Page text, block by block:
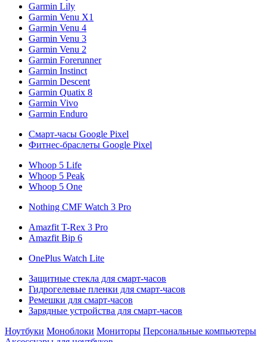
Garmin Lily
Garmin Venu X1
Garmin Venu 4
Garmin Venu 3
Garmin Venu 2
Garmin Forerunner
Garmin Instinct
Garmin Descent
Garmin Quatix 8
Garmin Vivo
Garmin Enduro
Смарт-часы Google Pixel
Фитнес-браслеты Google Pixel
Whoop 5 Life
Whoop 5 Peak
Whoop 5 One
Nothing CMF Watch 3 Pro
Amazfit T-Rex 3 Pro
Amazfit Bip 6
OnePlus Watch Lite
Защитные стекла для смарт-часов
Гидрогелевые пленки для смарт-часов
Ремешки для смарт-часов
Зарядные устройства для смарт-часов
Ноутбуки Моноблоки Мониторы Персональные компьютеры